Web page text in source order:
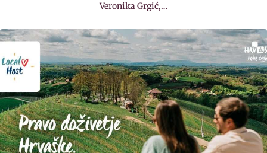
Veronika Grgić,…